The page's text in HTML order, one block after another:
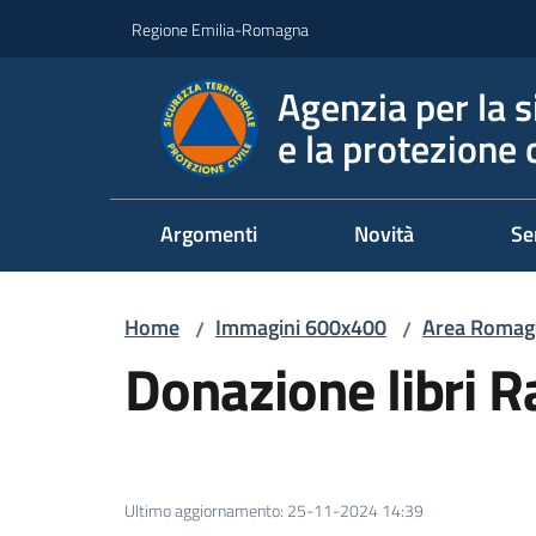
Regione Emilia-Romagna
Agenzia per la
e la protezione
Argomenti Novità
Home / Immagini 600x400 / Area
Donazione libri
Ultimo aggiornamento: 25-11-2024 14:39